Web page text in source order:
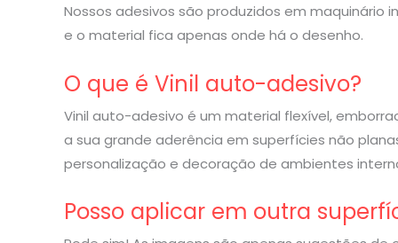
Nossos adesivos são produzidos em maquinário
e o material fica apenas onde há o desenho.
O que é Vinil auto-adesivo?
Vinil auto-adesivo é um material flexível,
a sua grande aderência em superfícies não
personalização e decoração de ambientes
Posso aplicar em outra